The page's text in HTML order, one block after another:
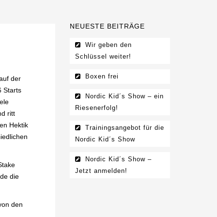
der
Starts
ritt
Hektik
die
den
NEUESTE BEITRÄGE
Wir geben den
Schlüssel weiter!
Boxen frei
Nordic Kid´s Show – ein
Riesenerfolg!
Trainingsangebot für die
Nordic Kid´s Show
Nordic Kid´s Show –
Jetzt anmelden!